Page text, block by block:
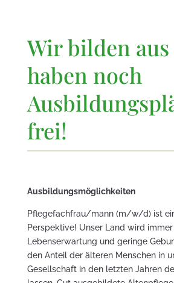
Wir bilden
haben noch
frei!
Ausbildungsmöglichkeiten
Pflegefachfrau/mann (m/w/d) ist
Perspektive! Unser Land wird immer
Lebenserwartung und geringe
den Anteil der älteren Menschen in
Gesellschaft in den letzten Jahren